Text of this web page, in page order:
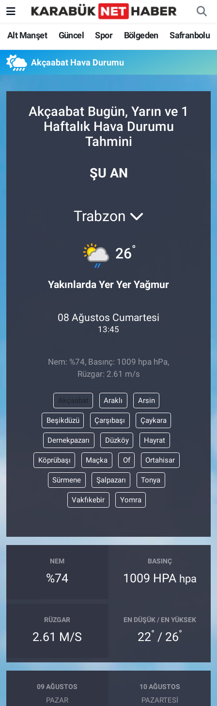
Alt Manşet Güncel Spor Bölgeden Safranbolu
Akçaabat Hava Durumu
Akçaabat Bugün, Yarın ve 1
Haftalık Hava Durumu
Tahmini
ŞU AN
Trabzon
26°
Yakınlarda Yer Yer Yağmur
08 Ağustos Cumartesi
13:45
Nem: %74, Basınç: 1009 hpa hPa,
Rüzgar: 2.61 m/s
Akçaabat Araklı Arsin
Beşikdüzü Çarşıbaşı Çaykara
Dernekpazarı Düzköy Hayrat
Köprübaşı Maçka Of Ortahisar
Sürmene Şalpazarı Tonya
Vakfıkebir Yomra
NEM
%74
BASINÇ
1009 HPA hpa
RÜZGAR
2.61 M/S
EN DÜŞÜK / EN YÜKSEK
22° / 26°
09 AĞUSTOS
PAZAR
10 AĞUSTOS
PAZARTESI